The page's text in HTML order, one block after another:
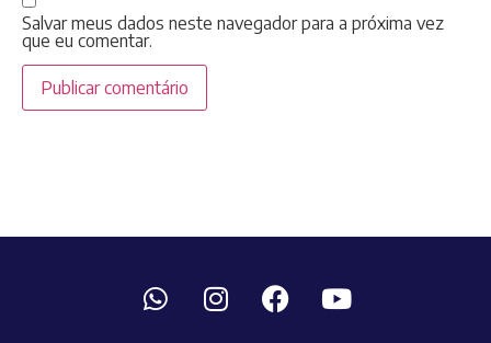
Salvar meus dados neste navegador para a próxima vez
que eu comentar.